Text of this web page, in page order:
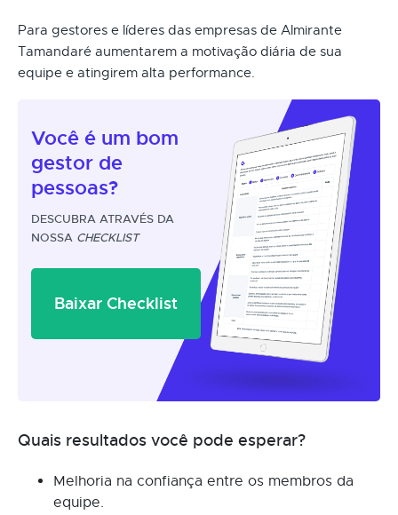
Para gestores e líderes das empresas de Almirante
Tamandaré aumentarem a motivação diária de sua
equipe e atingirem alta performance.
Você é um bom
gestor de
pessoas?
DESCUBRA ATRAVÉS DA
NOSSA CHECKLIST
Baixar Checklist
Quais resultados você pode esperar?
Melhoria na confiança entre os membros da
equipe.